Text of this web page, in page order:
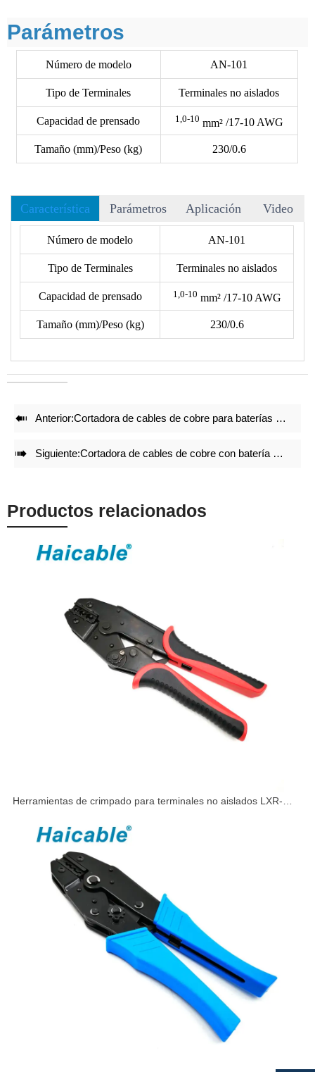
Parámetros
Número de modelo AN-101
Tipo de Terminales Terminales no aislados
Capacidad de prensado 1,0-10 mm²/17-10 AWG
Tamaño (mm)/Peso (kg) 230/0.6
Característica Parámetros Aplicación Video
Número de modelo AN-101
Tipo de Terminales Terminales no aislados
Capacidad de prensado 1,0-10 mm²/17-10 AWG
Tamaño (mm)/Peso (kg) 230/0.6
• Hay más de 40 matrices para elegir, y aceptamos matrices
OEM.
• El siguiente formato no incluye los terminales. Por favor,
verifique el tipo de terminal con nuestro dibujo de matrices.
• Reduce un 50% de energía al crimpar.
• Juegos de matrices de crimpado precisos y bloqueo integral
• Ajuste preciso antes de la entrega de fábrica.
crimpado.
 Anterior:Cortadora de cables de cobre para baterías BS-65 con capacidad máxima de corte de Ø65 mm
 Siguiente:Cortadora de cables de cobre con batería BS-85 - Diámetro máximo de corte Ø85mm
Productos relacionados
Herramientas de crimpado para terminales no aislados LXR-